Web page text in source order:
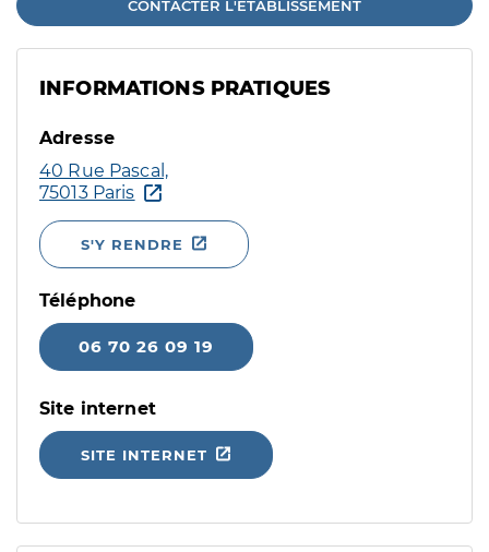
CONTACTER L'ÉTABLISSEMENT
INFORMATIONS PRATIQUES
Adresse
40 Rue Pascal,
75013 Paris
S'Y RENDRE
Téléphone
06 70 26 09 19
Site internet
SITE INTERNET